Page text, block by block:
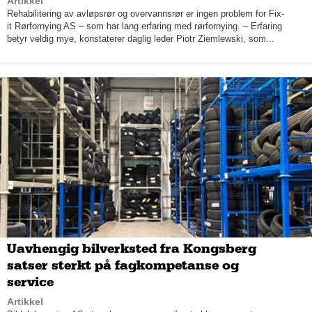
Alexander legger stor vekt på å finne det beste alternativet for
kunden.
– Hvis en kunde bruker en maskin noen få ganger i året, er det
helt klart mye billigere å leie enn å eie. Jeg har kunder som har
kommet for å kjøpe en maskin, men så har vi kommet frem til
at det er en bedre løsning for kunden å leie, sier Alexander.
Rehabilitering av avløpsrør og overvannsrør er ingen problem for Fix-
it Rørfornying AS – som har lang erfaring med rørfornying. – Erfaring
betyr veldig mye, konstaterer daglig leder Piotr Ziemlewski, som...
Uavhengig bilverksted fra Kongsberg
satser sterkt på fagkompetanse og
service
Artikkel